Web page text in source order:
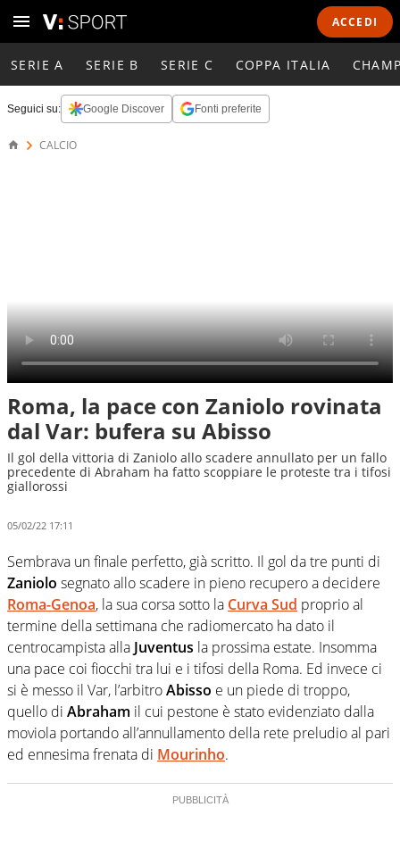
ACCEDI
SERIE A SERIE B SERIE C COPPA ITALIA
Seguici su: Google Discover Fonti preferite
CALCIO
Roma, la pace con Zaniolo rovinata
dal Var: bufera su Abisso
Il gol della vittoria di Zaniolo allo scadere annullato per un fallo
precedente di Abraham ha fatto scoppiare le proteste tra i tifosi
giallorossi
05/02/22 17:11
Sembrava un finale perfetto, già scritto. Il gol da tre punti di
Zaniolo segnato allo scadere in pieno recupero a decidere
Roma-Genoa, la sua corsa sotto la Curva Sud proprio al
termine della settimana che radiomercato ha dato il
centrocampista alla Juventus la prossima estate. Insomma
una pace coi fiocchi tra lui e i tifosi della Roma. Ed invece ci
si è messo il Var, l’arbitroAbisso e un piede di troppo,
quello di Abraham il cui pestone è stato evidenziato dalla
moviola portando all’annullamento della rete preludio al pari
ed ennesima frenata di Mourinho.